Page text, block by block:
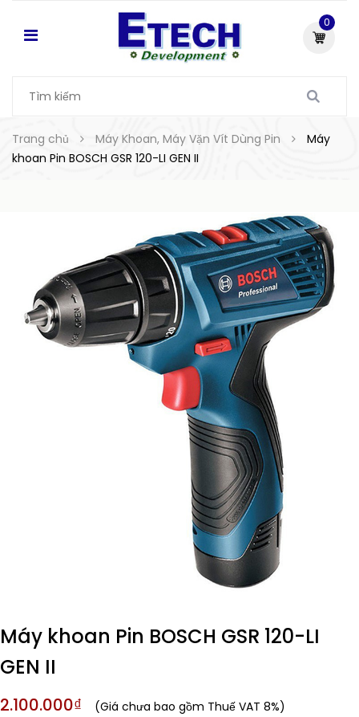
0
Trang chủ Máy Khoan, Máy Vặn Vít Dùng Pin
Máy
khoan Pin BOSCH GSR 120-LI GEN II
Máy khoan Pin BOSCH GSR 120-LI
GEN II
2.100.000₫ (Giá chưa bao gồm Thuế VAT 8%)